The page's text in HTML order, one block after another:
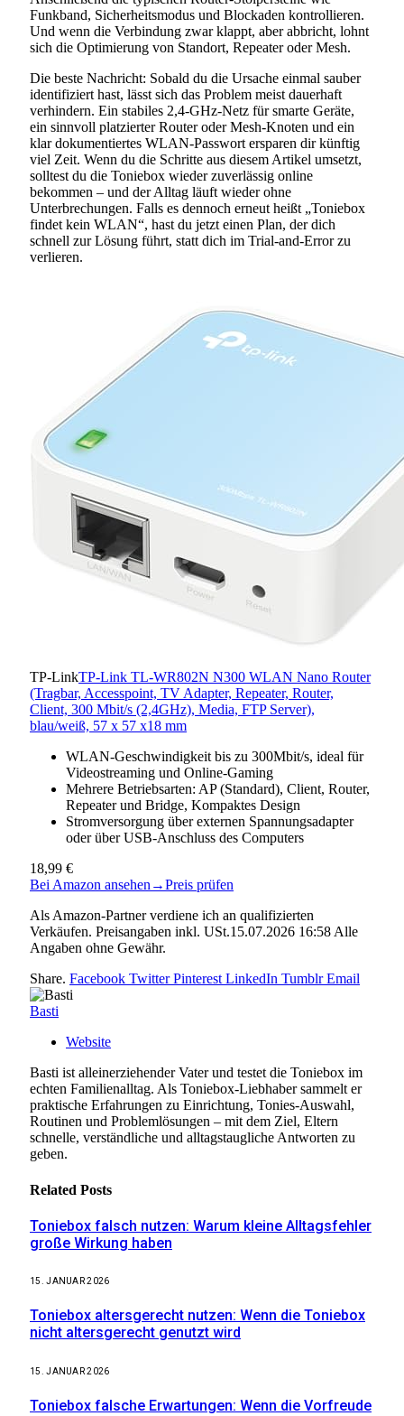
Funkband, Sicherheitsmodus und Blockaden kontrollieren.
Und wenn die Verbindung zwar klappt, aber abbricht, lohnt
sich die Optimierung von Standort, Repeater oder Mesh.
Die beste Nachricht: Sobald du die Ursache einmal sauber
identifiziert hast, lässt sich das Problem meist dauerhaft
verhindern. Ein stabiles 2,4-GHz-Netz für smarte Geräte,
ein sinnvoll platzierter Router oder Mesh-Knoten und ein
klar dokumentiertes WLAN-Passwort ersparen dir künftig
viel Zeit. Wenn du die Schritte aus diesem Artikel umsetzt,
solltest du die Toniebox wieder zuverlässig online
bekommen – und der Alltag läuft wieder ohne
Unterbrechungen. Falls es dennoch erneut heißt „Toniebox
findet kein WLAN“, hast du jetzt einen Plan, der dich
schnell zur Lösung führt, statt dich im Trial-and-Error zu
verlieren.
TP-LinkTP-Link TL-WR802N N300 WLAN Nano Router
(Tragbar, Accesspoint, TV Adapter, Repeater, Router,
Client, 300 Mbit/s (2,4GHz), Media, FTP Server),
blau/weiß, 57 x 57 x18 mm
WLAN-Geschwindigkeit bis zu 300Mbit/s, ideal für
Videostreaming und Online-Gaming
Mehrere Betriebsarten: AP (Standard), Client, Router,
Repeater und Bridge, Kompaktes Design
Stromversorgung über externen Spannungsadapter
oder über USB-Anschluss des Computers
18,99 €
Bei Amazon ansehen→Preis prüfen
Als Amazon-Partner verdiene ich an qualifizierten
Verkäufen. Preisangaben inkl. USt.15.07.2026 16:58 Alle
Angaben ohne Gewähr.
Share. Facebook Twitter Pinterest LinkedIn Tumblr Email
Basti
Website
Basti ist alleinerziehender Vater und testet die Toniebox im
echten Familienalltag. Als Toniebox-Liebhaber sammelt er
praktische Erfahrungen zu Einrichtung, Tonies-Auswahl,
Routinen und Problemlösungen – mit dem Ziel, Eltern
schnelle, verständliche und alltagstaugliche Antworten zu
geben.
Related Posts
Toniebox falsch nutzen: Warum kleine Alltagsfehler
große Wirkung haben
15. JANUAR 2026
Toniebox altersgerecht nutzen: Wenn die Toniebox
nicht altersgerecht genutzt wird
15. JANUAR 2026
Toniebox falsche Erwartungen: Wenn die Vorfreude